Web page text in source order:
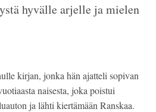
hyvälle arjelle ja mielen
kirjan, jonka hän ajatteli sopivan
naisesta, joka poistui
ja lähti kiertämään Ranskaa.